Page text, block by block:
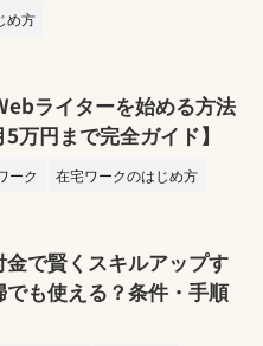
め方
ライターを始める方法
5万円まで完全ガイド】
ーク 在宅ワークのはじめ方
で賢くスキルアップす
でも使える？条件・手順